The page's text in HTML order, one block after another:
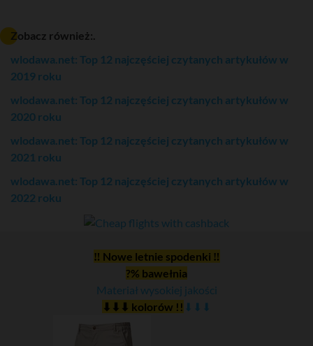
Zobacz również:.
wlodawa.net: Top 12 najczęściej czytanych artykułów w
2019 roku
wlodawa.net: Top 12 najczęściej czytanych artykułów w
2020 roku
wlodawa.net: Top 12 najczęściej czytanych artykułów w
2021 roku
wlodawa.net: Top 12 najczęściej czytanych artykułów w
2022 roku
‼ Nowe letnie spodenki ‼
?% bawełnia
Materiał wysokiej jakości
⬇⬇⬇ kolorów !! ⬇⬇⬇